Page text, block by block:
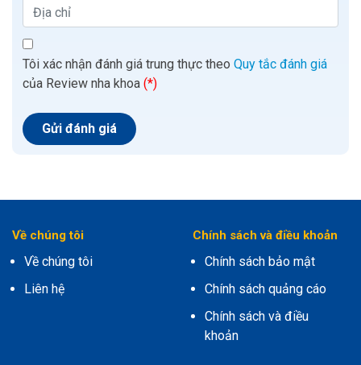
Tôi xác nhận đánh giá trung thực theo Quy tắc đánh giá
của Review nha khoa (*)
Về chúng tôi
Về chúng tôi
Liên hệ
Chính sách và điều khoản
Chính sách bảo mật
Chính sách quảng cáo
Chính sách và điều
khoản